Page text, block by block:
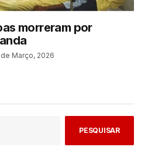
morreram por
de Março, 2026
PESQUISAR